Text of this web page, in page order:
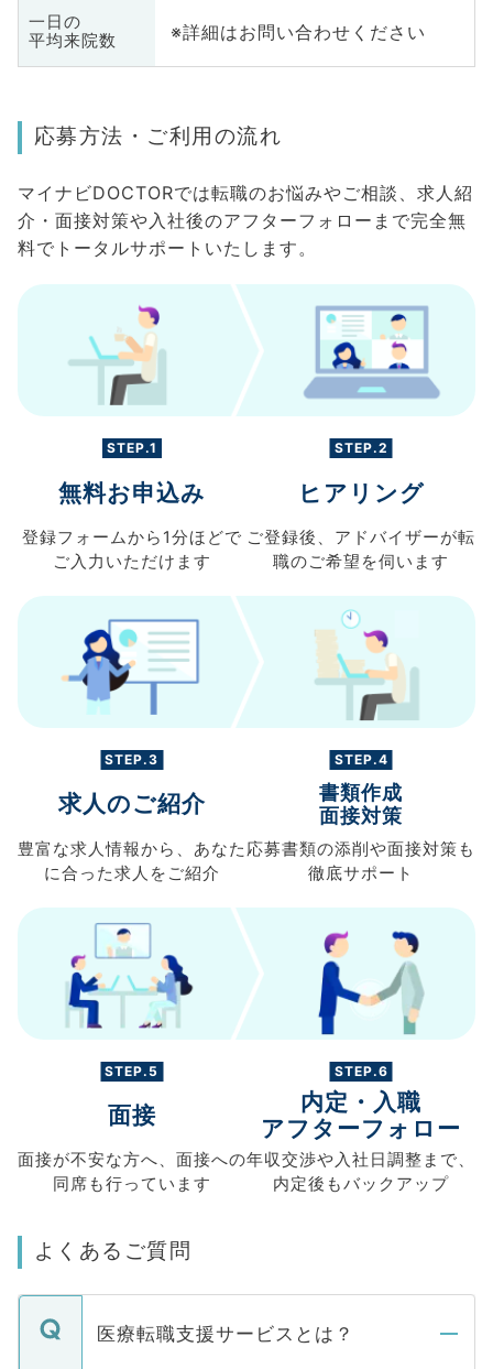
一日の
平均来院数
※詳細はお問い合わせください
応募方法・ご利用の流れ
マイナビDOCTORでは転職のお悩みやご相談、求人紹
介・面接対策や入社後のアフターフォローまで完全無
料でトータルサポートいたします。
STEP.1
無料お申込み
登録フォームから 1分ほどで
ご入力 いただけます
STEP.2
ヒアリング
ご登録後、 アドバイザーが転
職のご希望を伺います
STEP.3
求人のご紹介
豊富な求人情報から、 あなた
に合った求人を ご紹介
STEP.4
書類作成
面接対策
応募書類の添削や面接対策も
徹底サポート
STEP.5
面接
面接が不安な方へ、 面接への
同席も行っています
STEP.6
内定・入職
アフターフォロー
年収交渉や入社日調整まで、
内定後もバックアップ
よくあるご質問
医療転職支援サービスとは？